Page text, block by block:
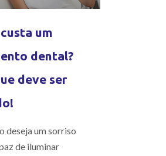
um
dental?
deve ser
deseja um sorriso
de iluminar